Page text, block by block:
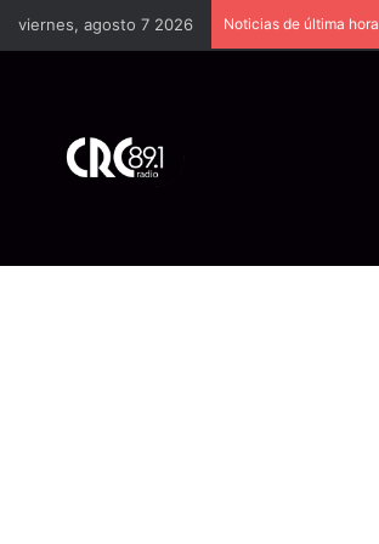
viernes, agosto 7 2026 Noticias de última hora